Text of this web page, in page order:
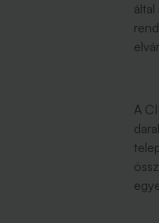
A